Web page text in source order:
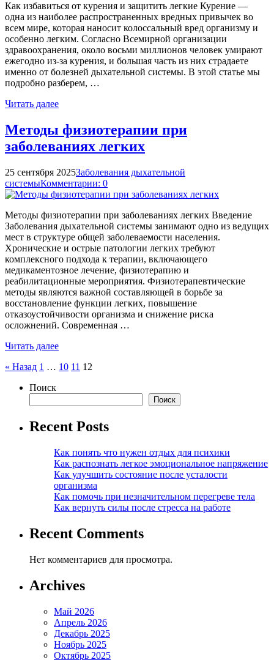
Как избавиться от курения и защитить легкие Курение —
одна из наиболее распространенных вредных привычек во
всем мире, которая наносит колоссальный вред организму и
особенно легким. Согласно Всемирной организации
здравоохранения, около восьми миллионов человек умирают
ежегодно из-за курения, и большая часть из них страдаете
именно от болезней дыхательной системы. В этой статье мы
подробно разберем, …
Читать далее
Методы физиотерапии при
заболеваниях легких
25 сентября 2025Заболевания дыхательной
системыКомментарии: 0
Методы физиотерапии при заболеваниях легких Введение
Заболевания дыхательной системы занимают одно из ведущих
мест в структуре общей заболеваемости населения.
Хронические и острые патологии легких требуют
комплексного подхода к терапии, включающего
медикаментозное лечение, физиотерапию и
реабилитационные мероприятия. Физиотерапевтические
методы являются важной составляющей в борьбе за
восстановление функции легких, повышение
отказоустойчивости организма и снижение риска
осложнений. Современная …
Читать далее
Пагинация
записей
« Назад 1 … 10 11 12
Поиск
Поиск
Recent Posts
Как понять что нужен отдых для психики
Как распознать легкое эмоциональное напряжение
Как улучшить состояние после усталости
организма
Как помочь при незначительном перегреве тела
Как вернуть силы после стресса на работе
Recent Comments
Нет комментариев для просмотра.
Archives
Май 2026
Апрель 2026
Декабрь 2025
Ноябрь 2025
Октябрь 2025